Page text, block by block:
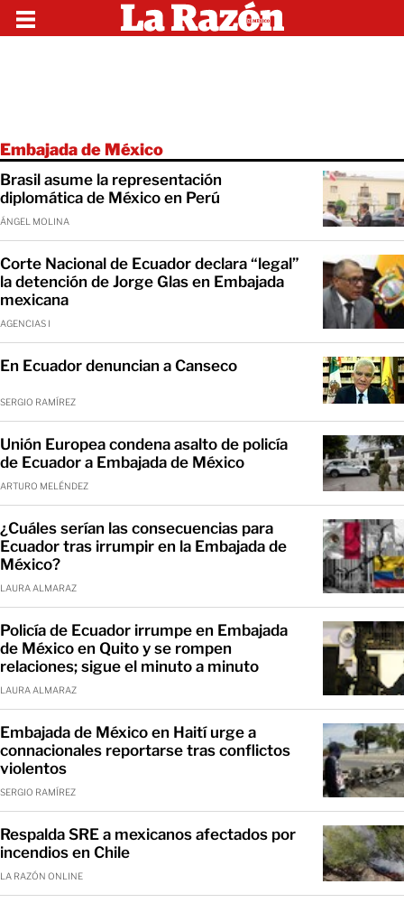
Embajada de México
Brasil asume la representación
diplomática de México en Perú
ÁNGEL MOLINA
Corte Nacional de Ecuador declara “legal”
la detención de Jorge Glas en Embajada
mexicana
AGENCIAS I
En Ecuador denuncian a Canseco
SERGIO RAMÍREZ
Unión Europea condena asalto de policía
de Ecuador a Embajada de México
ARTURO MELÉNDEZ
¿Cuáles serían las consecuencias para
Ecuador tras irrumpir en la Embajada de
México?
LAURA ALMARAZ
Policía de Ecuador irrumpe en Embajada
de México en Quito y se rompen
relaciones; sigue el minuto a minuto
LAURA ALMARAZ
Embajada de México en Haití urge a
connacionales reportarse tras conflictos
violentos
SERGIO RAMÍREZ
Respalda SRE a mexicanos afectados por
incendios en Chile
LA RAZÓN ONLINE